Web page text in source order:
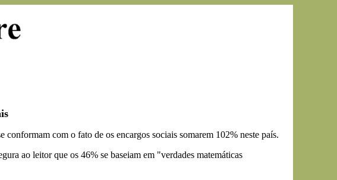
com o fato de os encargos sociais somarem 102% neste país.
ao leitor que os 46% se baseiam em "verdades matemáticas